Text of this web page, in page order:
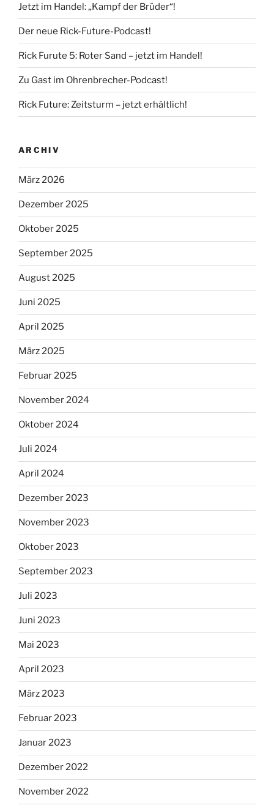
Jetzt im Handel: „Kampf der Brüder“!
Der neue Rick-Future-Podcast!
Rick Furute 5: Roter Sand – jetzt im Handel!
Zu Gast im Ohrenbrecher-Podcast!
Rick Future: Zeitsturm – jetzt erhältlich!
ARCHIV
März 2026
Dezember 2025
Oktober 2025
September 2025
August 2025
Juni 2025
April 2025
März 2025
Februar 2025
November 2024
Oktober 2024
Juli 2024
April 2024
Dezember 2023
November 2023
Oktober 2023
September 2023
Juli 2023
Juni 2023
Mai 2023
April 2023
März 2023
Februar 2023
Januar 2023
Dezember 2022
November 2022